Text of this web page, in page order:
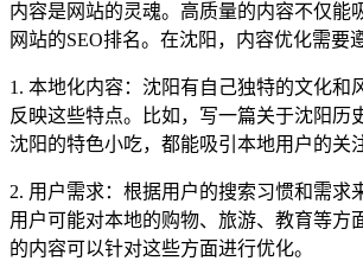
内容是网站的灵魂。高质量的内容不仅能
网站的SEO排名。在沈阳，内容优化需要
1. 本地化内容：沈阳有自己独特的文化和
反映这些特点。比如，写一篇关于沈阳历
沈阳的特色小吃，都能吸引本地用户的关
2. 用户需求：根据用户的搜索习惯和需求
用户可能对本地的购物、旅游、教育等方
的内容可以针对这些方面进行优化。